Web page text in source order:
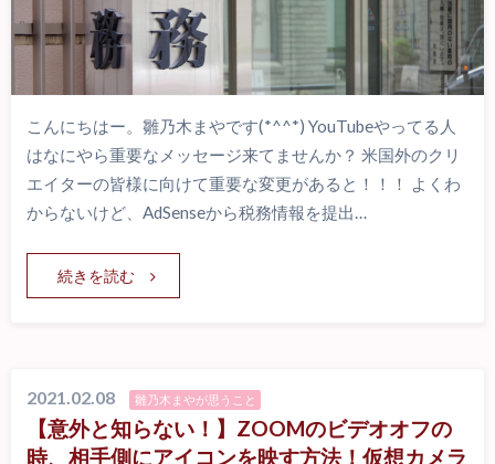
こんにちはー。雛乃木まやです(*^^*) YouTubeやってる人
はなにやら重要なメッセージ来てませんか？ 米国外のクリ
エイターの皆様に向けて重要な変更があると！！！ よくわ
からないけど、AdSenseから税務情報を提出…
続きを読む
2021.02.08 雛乃木まやが思うこと
【意外と知らない！】ZOOMのビデオオフの
時、相手側にアイコンを映す方法！仮想カメラ